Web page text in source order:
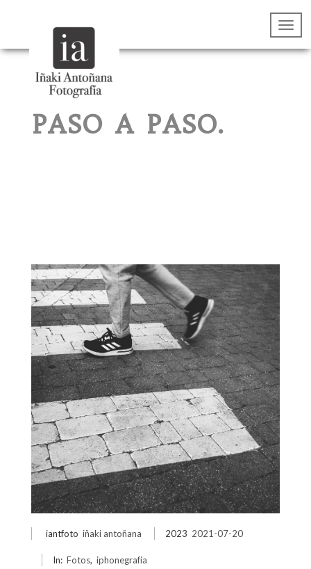
PASO A PASO.
iantfoto iñaki antoñana 2023 2021-07-20
In: Fotos, iphonegrafía